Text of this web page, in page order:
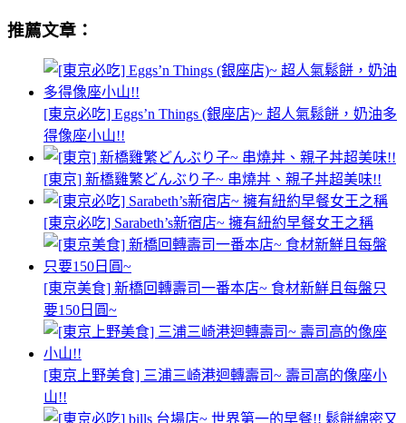
推薦文章：
[東京必吃] Eggs’n Things (銀座店)~ 超人氣鬆餅，奶油多
得像座小山!!
[東京] 新橋雞繁どんぶり子~ 串燒丼、親子丼超美味!!
[東京必吃] Sarabeth’s新宿店~ 擁有紐約早餐女王之稱
[東京美食] 新橋回轉壽司一番本店~ 食材新鮮且每盤只
要150日圓~
[東京上野美食] 三浦三崎港迴轉壽司~ 壽司高的像座小
山!!